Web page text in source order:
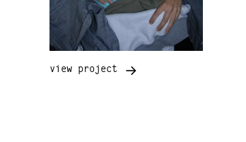
view project